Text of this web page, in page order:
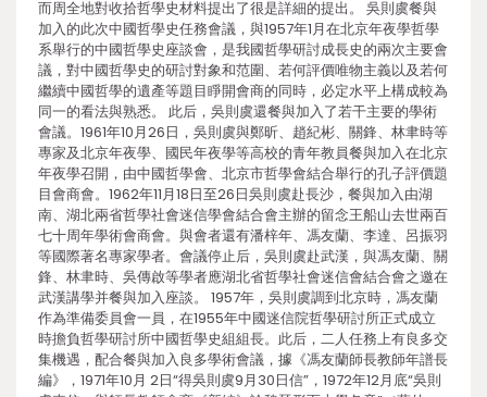
而周全地對收拾哲學史材料提出了很是詳細的提出。 吳則虞餐與
加入的此次中國哲學史任務會議，與1957年1月在北京年夜學哲學
系舉行的中國哲學史座談會，是我國哲學研討成長史的兩次主要會
議，對中國哲學史的研討對象和范圍、若何評價唯物主義以及若何
繼續中國哲學的遺產等題目睜開會商的同時，必定水平上構成較為
同一的看法與熟悉。 此后，吳則虞還餐與加入了若干主要的學術
會議。1961年10月26日，吳則虞與鄭昕、趙紀彬、關鋒、林聿時等
專家及北京年夜學、國民年夜學等高校的青年教員餐與加入在北京
年夜學召開，由中國哲學會、北京市哲學會結合舉行的孔子評價題
目會商會。1962年11月18日至26日吳則虞赴長沙，餐與加入由湖
南、湖北兩省哲學社會迷信學會結合會主辦的留念王船山去世兩百
七十周年學術會商會。與會者還有潘梓年、馮友蘭、李達、呂振羽
等國際著名專家學者。會議停止后，吳則虞赴武漢，與馮友蘭、關
鋒、林聿時、吳傳啟等學者應湖北省哲學社會迷信會結合會之邀在
武漢講學并餐與加入座談。 1957年，吳則虞調到北京時，馮友蘭
作為準備委員會一員，在1955年中國迷信院哲學研討所正式成立
時擔負哲學研討所中國哲學史組組長。此后，二人任務上有良多交
集機遇，配合餐與加入良多學術會議，據《馮友蘭師長教師年譜長
編》，1971年10月 2日“得吳則虞9月30日信”，1972年12月底“吳則